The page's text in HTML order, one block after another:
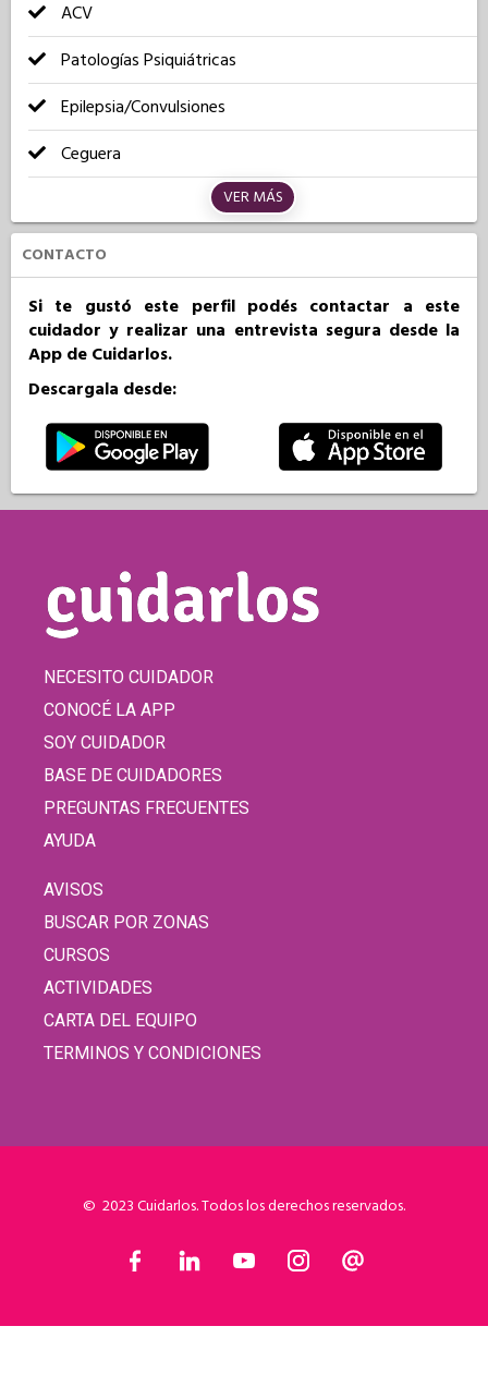
ACV
Patologías Psiquiátricas
Epilepsia/Convulsiones
Ceguera
VER MÁS
CONTACTO
Si te gustó este perfil podés contactar a este
cuidador y realizar una entrevista segura desde la
App de Cuidarlos.
Descargala desde:
NECESITO CUIDADOR
CONOCÉ LA APP
SOY CUIDADOR
BASE DE CUIDADORES
PREGUNTAS FRECUENTES
AYUDA
AVISOS
BUSCAR POR ZONAS
CURSOS
ACTIVIDADES
CARTA DEL EQUIPO
TERMINOS Y CONDICIONES
© 2023 Cuidarlos. Todos los derechos reservados.